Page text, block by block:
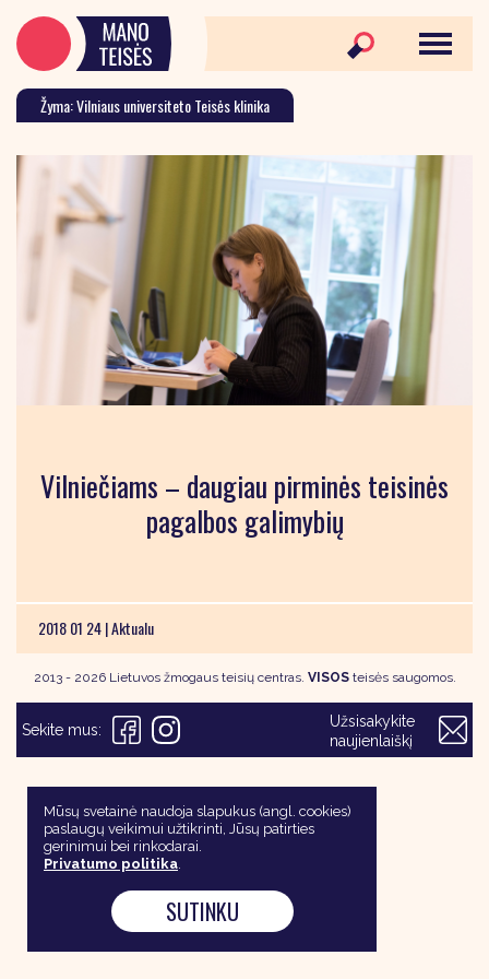
Žyma: Vilniaus universiteto Teisės klinika
Vilniečiams – daugiau pirminės teisinės
pagalbos galimybių
2018 01 24 |Aktualu
2013 - 2026 Lietuvos žmogaus teisių centras. VISOSteisės saugomos.
Sekite mus:
Užsisakykite
naujienlaiškį
Mūsų svetainė naudoja slapukus (angl. cookies)
paslaugų veikimui užtikrinti, Jūsų patirties
gerinimui bei rinkodarai.
Privatumo politika.
SUTINKU